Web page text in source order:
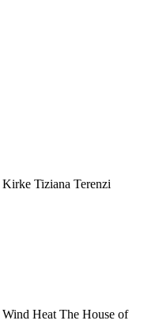
Kirke Tiziana Terenzi
Wind Heat The House of